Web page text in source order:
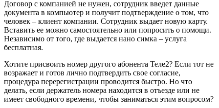
Договор с компанией не нужен, сотрудник введет данные
документа в компьютер и получит подтверждение о том, что
человек – клиент компании. Сотрудник выдает новую карту.
Вставить ее можно самостоятельно или попросить о помощи.
Независимо от того, где выдается нано симка – услуга
бесплатная.
Хотите присвоить номер другого абонента Теле2? Если тот не
возражает и готов лично подтвердить свое согласие,
процедура перерегистрации проводится быстро. Но что
делать, если держатель номера находится в отъезде или не
имеет свободного времени, чтобы заниматься этим вопросом?